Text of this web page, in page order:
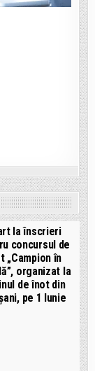
la înscrieri
concursul de
„Campion în
organizat la
de înot din
pe 1 Iunie